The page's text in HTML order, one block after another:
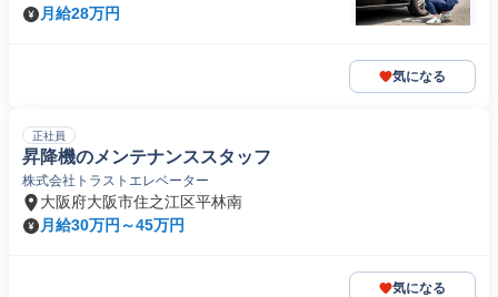
月給28万円
気になる
正社員
昇降機のメンテナンススタッフ
株式会社トラストエレベーター
大阪府大阪市住之江区平林南
月給30万円～45万円
気になる